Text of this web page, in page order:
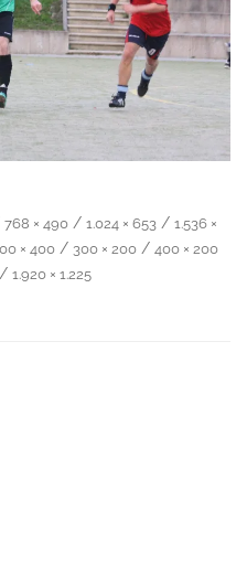
768 × 490 / 1.024 × 653 / 1.536 ×
× 400 / 300 × 200 / 400 × 200
/ 1.920 × 1.225